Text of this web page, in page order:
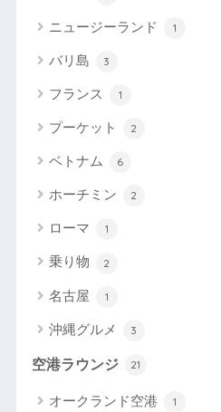
ニュージーランド 1
バリ島 3
フランス 1
プーケット 2
ベトナム 6
ホーチミン 2
ローマ 1
乗り物 2
名古屋 1
沖縄グルメ 3
空港ラウンジ 21
オークランド空港 1